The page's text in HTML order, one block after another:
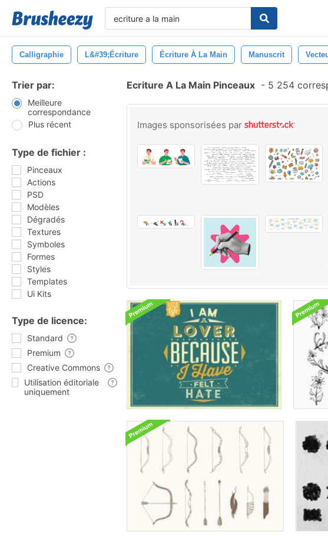
Calligraphie L&#39;écriture Écriture À La Main Manuscrit
Trier par:
Meilleure
correspondance
Plus récent
Type de fichier :
Pinceaux
Actions
PSD
Modèles
Dégradés
Textures
Symboles
Formes
Styles
Templates
Ui Kits
Type de licence:
Standard
Premium
Creative Commons
Utilisation éditoriale
uniquement
Ecriture A La Main Pinceaux - 5 254
Images sponsorisées par